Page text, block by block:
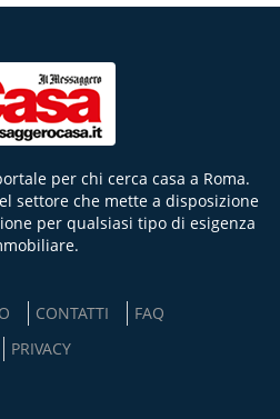
per chi cerca casa a Roma.
settore che mette a disposizione
per qualsiasi tipo di esigenza
CONTATTI
FAQ
PRIVACY